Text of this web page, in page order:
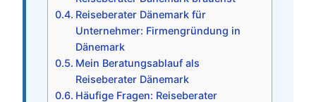
Reiseberater Dänemark für
Unternehmer: Firmengründung in
Dänemark
Mein Beratungsablauf als
Reiseberater Dänemark
Häufige Fragen: Reiseberater